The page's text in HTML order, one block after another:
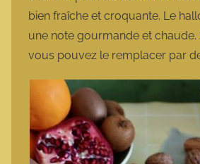
bien fraîche et croquante. Le
une note gourmande et chaude.
vous pouvez le remplacer par